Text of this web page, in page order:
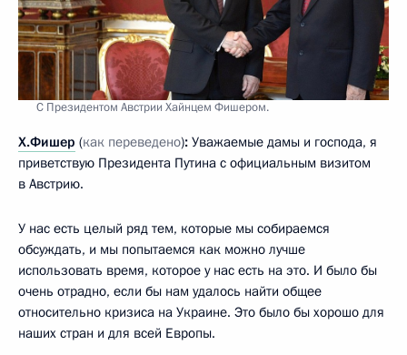
С Президентом Австрии Хайнцем Фишером.
Х.Фишер (как переведено): Уважаемые дамы и господа, я
приветствую Президента Путина с официальным визитом
в Австрию.
У нас есть целый ряд тем, которые мы собираемся
обсуждать, и мы попытаемся как можно лучше
использовать время, которое у нас есть на это. И было бы
очень отрадно, если бы нам удалось найти общее
относительно кризиса на Украине. Это было бы хорошо для
наших стран и для всей Европы.